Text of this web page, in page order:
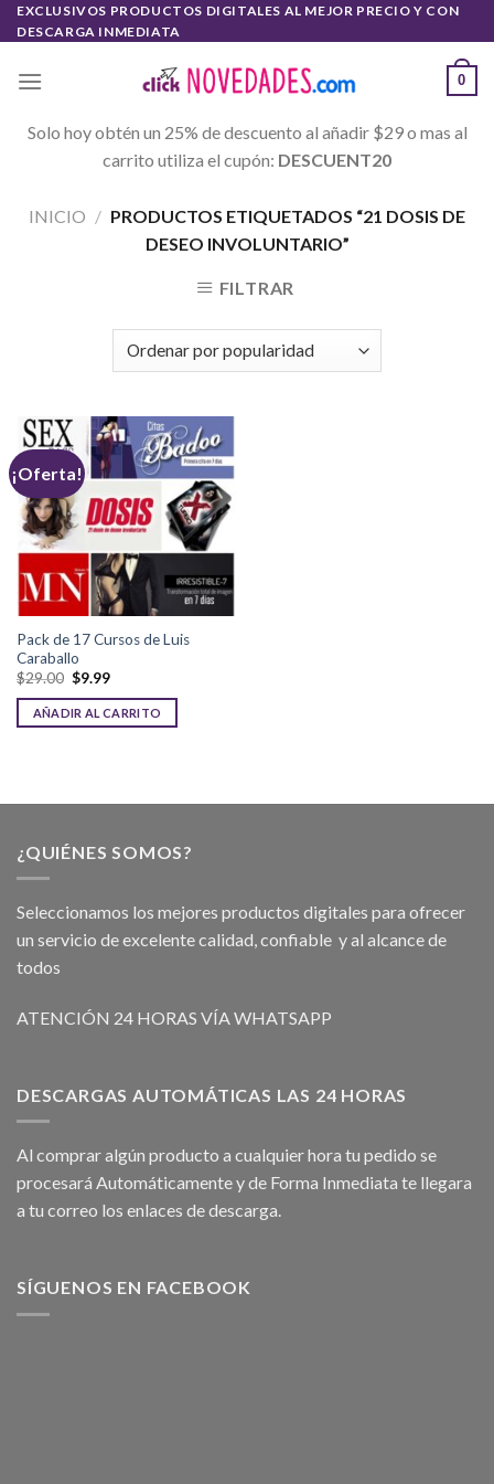
Skip
to
EXCLUSIVOS PRODUCTOS DIGITALES AL MEJOR PRECIO Y CON
DESCARGA INMEDIATA
0
Solo hoy obtén un 25% de descuento al añadir $29 o mas al
carrito utiliza el cupón: DESCUENT20
INICIO / PRODUCTOS ETIQUETADOS “21 DOSIS DE
DESEO INVOLUNTARIO”
FILTRAR
¡Oferta!
Pack de 17 Cursos de Luis
Caraballo
$29.00 $9.99
AÑADIR AL CARRITO
¿QUIÉNES SOMOS?
Seleccionamos los mejores productos digitales para ofrecer
un servicio de excelente calidad, confiable y al alcance de
todos
ATENCIÓN 24 HORAS VÍA WHATSAPP
DESCARGAS AUTOMÁTICAS LAS 24 HORAS
Al comprar algún producto a cualquier hora tu pedido se
procesará Automáticamente y de Forma Inmediata te llegara
a tu correo los enlaces de descarga.
SÍGUENOS EN FACEBOOK